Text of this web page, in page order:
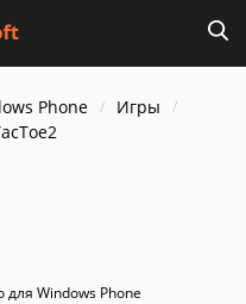
Phone
Игры
для Windows Phone